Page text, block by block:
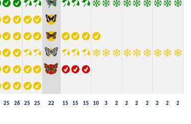
25 26 25 25 22 15 15 15 10 3 2 2 2 2 2 2 2